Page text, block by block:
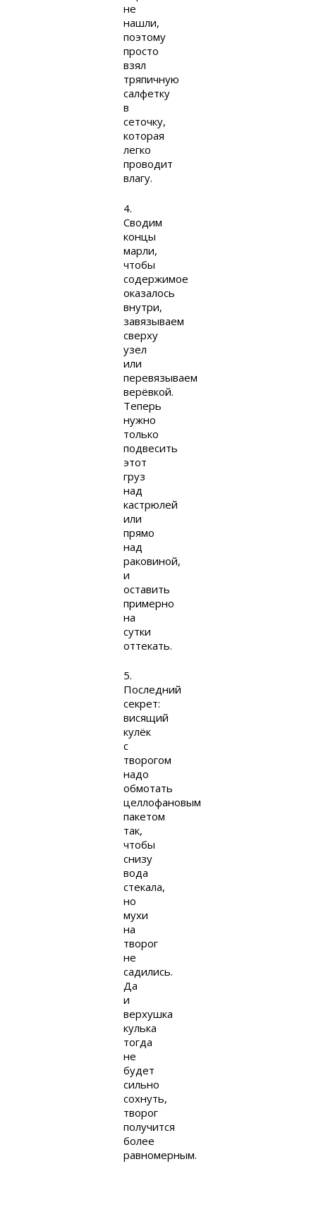
не
нашли,
поэтому
просто
взял
тряпичную
салфетку
в
сеточку,
которая
легко
проводит
влагу.
4.
Сводим
концы
марли,
чтобы
содержимое
оказалось
внутри,
завязываем
сверху
узел
или
перевязываем
верёвкой.
Теперь
нужно
только
подвесить
этот
груз
над
кастрюлей
или
прямо
над
раковиной,
и
оставить
примерно
на
сутки
оттекать.
5.
Последний
секрет:
висящий
кулёк
с
творогом
надо
обмотать
целлофановым
пакетом
так,
чтобы
снизу
вода
стекала,
но
мухи
на
творог
не
садились.
Да
и
верхушка
кулька
тогда
не
будет
сильно
сохнуть,
творог
получится
более
равномерным.